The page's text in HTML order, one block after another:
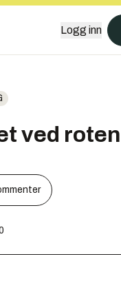
Logg inn
ved roten